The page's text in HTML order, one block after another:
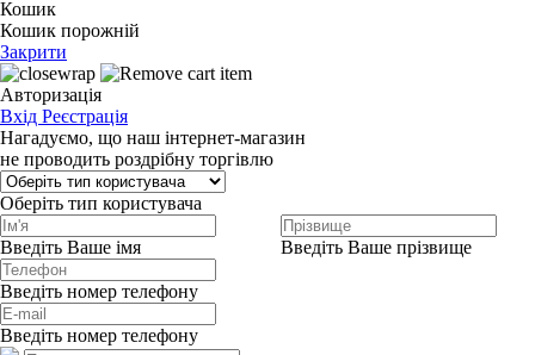
Кошик
Кошик порожній
Закрити
Авторизація
Вхід Реєстрація
Нагадуємо, що наш інтернет-магазин
не проводить роздрібну торгівлю
Оберіть тип користувача
Введіть Ваше імя Введіть Ваше прізвище
Введіть номер телефону
Введіть номер телефону